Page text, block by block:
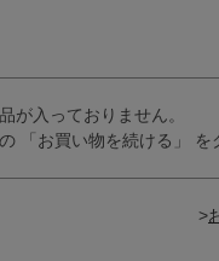
が入っておりません。
「お買い物を続ける」 を
>